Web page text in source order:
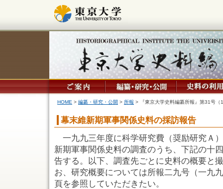
HOME > 編纂・研究・公開 > 所報 > 『東京大学史料編纂所報』第31号（
幕末維新期軍事関係史料の採訪報告
一九九三年度に科学研究費（奨励研究Ａ
新期軍事関係史料の調査のうち、下記の十
告する。以下、調査先ごとに史料の概要と
お、研究概要については所報二九号（一九
頁を参照していただきたい。